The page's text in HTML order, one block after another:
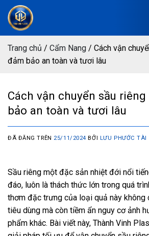
Chuyển
đến
dungTrang chủ / Cẩm Nang / Cách vận
đảm bảo an toàn và tươi lâu
Cách vận chuyển sầu
bảo an toàn và tươi lâu
ĐÃ ĐĂNG TRÊN 25/11/2024 BỞI LƯU PHƯỚC TÀI
Sầu riêng một đặc sản nhiệt đới nổi
đáo, luôn là thách thức lớn trong quá
thơm đặc trưng của loại quả này không
tiêu dùng mà còn tiềm ẩn nguy cơ ảnh
phẩm khác. Bài viết này, Thành Vinh